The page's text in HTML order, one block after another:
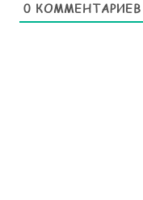
0 КОММЕНТАРИЕВ